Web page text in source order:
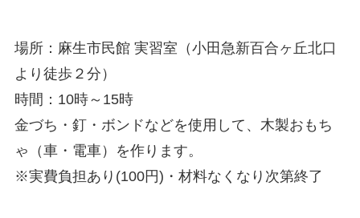
場所：麻生市民館 実習室（小田急新百合ヶ丘北口
より徒歩２分）
時間：10時～15時
金づち・釘・ボンドなどを使用して、木製おもち
ゃ（車・電車）を作ります。
※実費負担あり(100円)・材料なくなり次第終了